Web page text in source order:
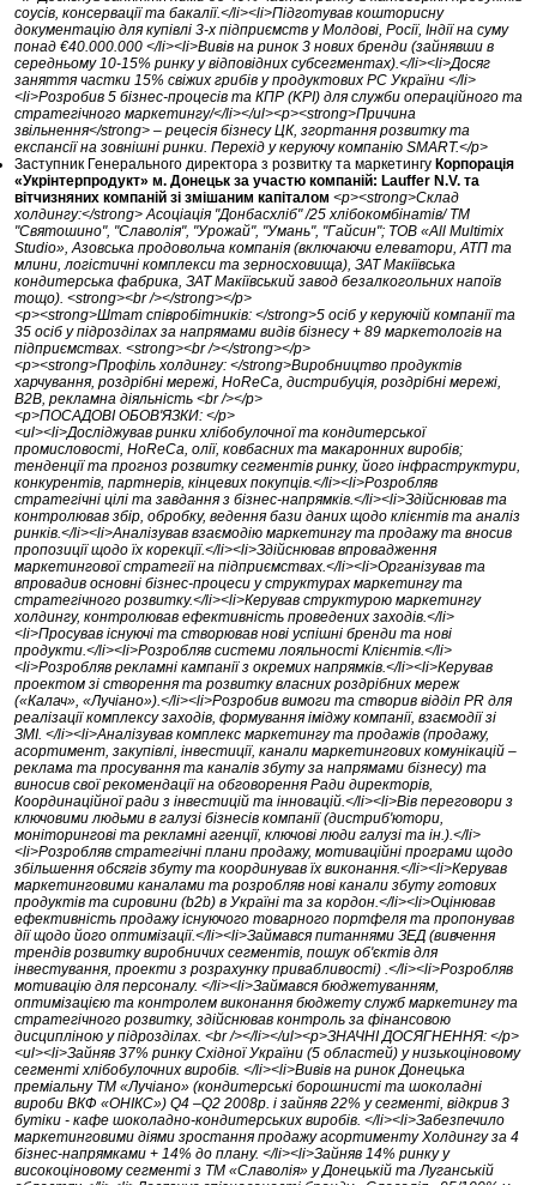
соусів, консервації та бакалії.</li><li>Підготував кошторисну
документацію для купівлі 3-х підприємств у Молдові, Росії, Індії на суму
понад €40.000.000 </li><li>Вивів на ринок 3 нових бренди (зайнявши в
середньому 10-15% ринку у відповідних субсегментах).</li><li>Досяг
заняття частки 15% свіжих грибів у продуктових РС України </li>
<li>Розробив 5 бізнес-процесів та КПР (KPI) для служби операційного та
стратегічного маркетингу/</li></ul><p><strong>Причина
звільнення</strong> – рецесія бізнесу ЦК, згортання розвитку та
експансії на зовнішні ринки. Перехід у керуючу компанію SMART.</p>
Заступник Генерального директора з розвитку та маркетингу Корпорація
«Укрінтерпродукт» м. Донецьк за участю компаній: Lauffer N.V. та
вітчизняних компаній зі змішаним капіталом <p><strong>Склад
холдингу:</strong> Асоціація "Донбасхліб" /25 хлібокомбінатів/ ТМ
"Святошино", "Славолія", "Урожай", "Умань", "Гайсин"; ТОВ «All Multimix
Studio», Азовська продовольча компанія (включаючи елеватори, АТП та
млини, логістичні комплекси та зерносховища), ЗАТ Макіївська
кондитерська фабрика, ЗАТ Макіївський завод безалкогольних напоїв
тощо). <strong><br /></strong></p>
<p><strong>Штат співробітників: </strong>5 осіб у керуючій компанії та
35 осіб у підрозділах за напрямами видів бізнесу + 89 маркетологів на
підприємствах. <strong><br /></strong></p>
<p><strong>Профіль холдингу: </strong>Виробництво продуктів
харчування, роздрібні мережі, HoReCa, дистрибуція, роздрібні мережі,
В2В, рекламна діяльність <br /></p>
<p>ПОСАДОВІ ОБОВ'ЯЗКИ: </p>
<ul><li>Досліджував ринки хлібобулочної та кондитерської
промисловості, HoReCa, олії, ковбасних та макаронних виробів;
тенденції та прогноз розвитку сегментів ринку, його інфраструктури,
конкурентів, партнерів, кінцевих покупців.</li><li>Розробляв
стратегічні цілі та завдання з бізнес-напрямків.</li><li>Здійснював та
контролював збір, обробку, ведення бази даних щодо клієнтів та аналіз
ринків.</li><li>Аналізував взаємодію маркетингу та продажу та вносив
пропозиції щодо їх корекції.</li><li>Здійснював впровадження
маркетингової стратегії на підприємствах.</li><li>Організував та
впровадив основні бізнес-процеси у структурах маркетингу та
стратегічного розвитку.</li><li>Керував структурою маркетингу
холдингу, контролював ефективність проведених заходів.</li>
<li>Просував існуючі та створював нові успішні бренди та нові
продукти.</li><li>Розробляв системи лояльності Клієнтів.</li>
<li>Розробляв рекламні кампанії з окремих напрямків.</li><li>Керував
проектом зі створення та розвитку власних роздрібних мереж
(«Калач», «Лучіано»).</li><li>Розробив вимоги та створив відділ PR для
реалізації комплексу заходів, формування іміджу компанії, взаємодії зі
ЗМІ. </li><li>Аналізував комплекс маркетингу та продажів (продажу,
асортимент, закупівлі, інвестиції, канали маркетингових комунікацій –
реклама та просування та каналів збуту за напрямами бізнесу) та
виносив свої рекомендації на обговорення Ради директорів,
Координаційної ради з інвестицій та інновацій.</li><li>Вів переговори з
ключовими людьми в галузі бізнесів компанії (дистриб'ютори,
моніторингові та рекламні агенції, ключові люди галузі та ін.).</li>
<li>Розробляв стратегічні плани продажу, мотиваційні програми щодо
збільшення обсягів збуту та координував їх виконання.</li><li>Керував
маркетинговими каналами та розробляв нові канали збуту готових
продуктів та сировини (b2b) в Україні та за кордон.</li><li>Оцінював
ефективність продажу існуючого товарного портфеля та пропонував
дії щодо його оптимізації.</li><li>Займався питаннями ЗЕД (вивчення
трендів розвитку виробничих сегментів, пошук об'єктів для
інвестування, проекти з розрахунку привабливості) .</li><li>Розробляв
мотивацію для персоналу. </li><li>Займався бюджетуванням,
оптимізацією та контролем виконання бюджету служб маркетингу та
стратегічного розвитку, здійснював контроль за фінансовою
дисципліною у підрозділах. <br /></li></ul><p>ЗНАЧНІ ДОСЯГНЕННЯ: </p>
<ul><li>Зайняв 37% ринку Східної України (5 областей) у низькоціновому
сегменті хлібобулочних виробів. </li><li>Вивів на ринок Донецька
преміальну ТМ «Лучіано» (кондитерські борошнисті та шоколадні
вироби ВКФ «ОНІКС») Q4 –Q2 2008р. і зайняв 22% у сегменті, відкрив 3
бутіки - кафе шоколадно-кондитерських виробів. </li><li>Забезпечило
маркетинговими діями зростання продажу асортименту Холдингу за 4
бізнес-напрямками + 14% до плану. </li><li>Зайняв 14% ринку у
високоціновому сегменті з ТМ «Славолія» у Донецькій та Луганській